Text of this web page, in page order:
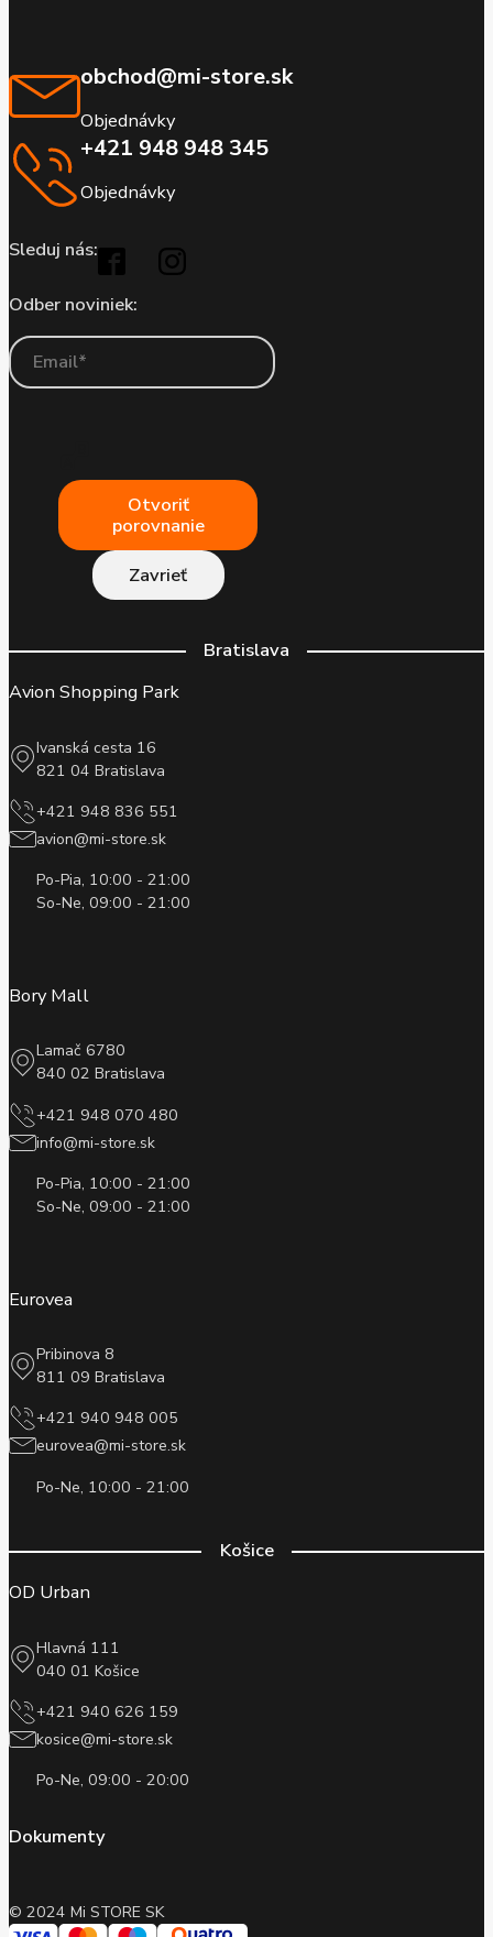
obchod@mi-store.sk
Objednávky
+421 948 948 345
Objednávky
Sleduj nás:
Odber noviniek:
Otvoriť
porovnanie
Zavrieť
Bratislava
Avion Shopping Park
Ivanská cesta 16
821 04 Bratislava
+421 948 836 551
avion@mi-store.sk
Po-Pia, 10:00 - 21:00
So-Ne, 09:00 - 21:00
Bory Mall
Lamač 6780
840 02 Bratislava
+421 948 070 480
info@mi-store.sk
Po-Pia, 10:00 - 21:00
So-Ne, 09:00 - 21:00
Eurovea
Pribinova 8
811 09 Bratislava
+421 940 948 005
eurovea@mi-store.sk
Po-Ne, 10:00 - 21:00
Košice
OD Urban
Hlavná 111
040 01 Košice
+421 940 626 159
kosice@mi-store.sk
Po-Ne, 09:00 - 20:00
Dokumenty
© 2024 Mi STORE SK